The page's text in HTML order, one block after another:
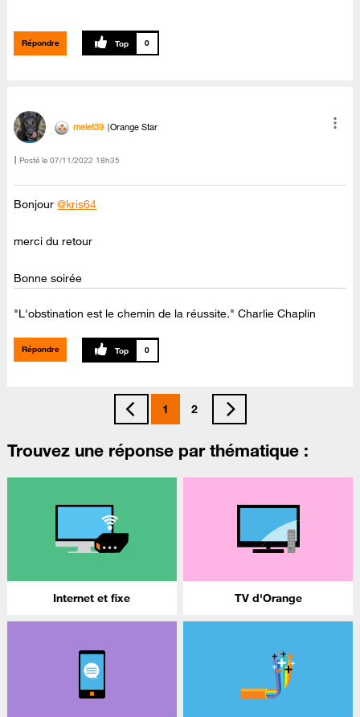
Répondre 0
melet39 Orange Star
Posté le ‎07/11/2022 18h35
Bonjour@kris64
merci du retour
Bonne soirée
"L'obstination est le chemin de la réussite." Charlie Chaplin
Répondre 0
1 2
Trouvez une réponse par thématique :
Internet et fixe TV d'Orange